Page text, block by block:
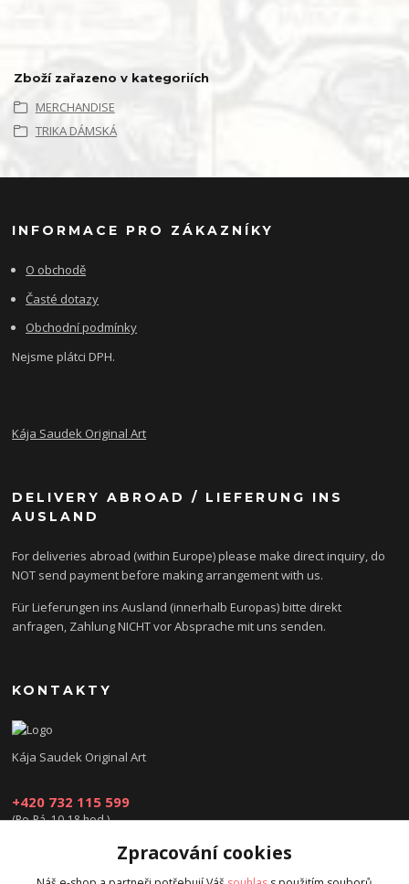
Zboží zařazeno v kategoriích
MERCHANDISE
TRIKA DÁMSKÁ
INFORMACE PRO ZÁKAZNÍKY
O obchodě
Časté dotazy
Obchodní podmínky
Nejsme plátci DPH.
Kája Saudek Original Art
DELIVERY ABROAD / LIEFERUNG INS
AUSLAND
For deliveries abroad (within Europe) please make direct inquiry, do
NOT send payment before making arrangement with us.
Für Lieferungen ins Ausland (innerhalb Europas) bitte direkt
anfragen, Zahlung NICHT vor Absprache mit uns senden.
KONTAKTY
Kája Saudek Original Art
+420 732 115 599
(Po-Pá, 10-18 hod.)
obchod@kajasaudek.cz
Zpracování cookies